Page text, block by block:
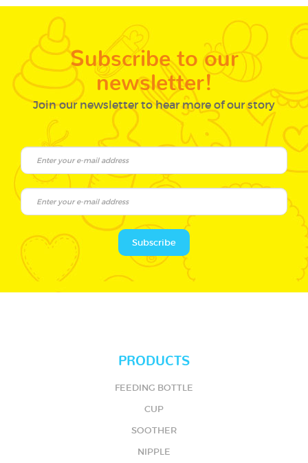
Subscribe to our
newsletter!
Join our newsletter to hear more of our story
Subscribe
PRODUCTS
FEEDING BOTTLE
CUP
SOOTHER
NIPPLE